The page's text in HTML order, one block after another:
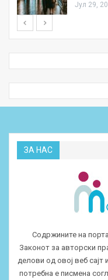
Јул 29,
ЗА НАС
Содржините на
Законот за авторски
делови од овој веб сајт
потребна е писмена